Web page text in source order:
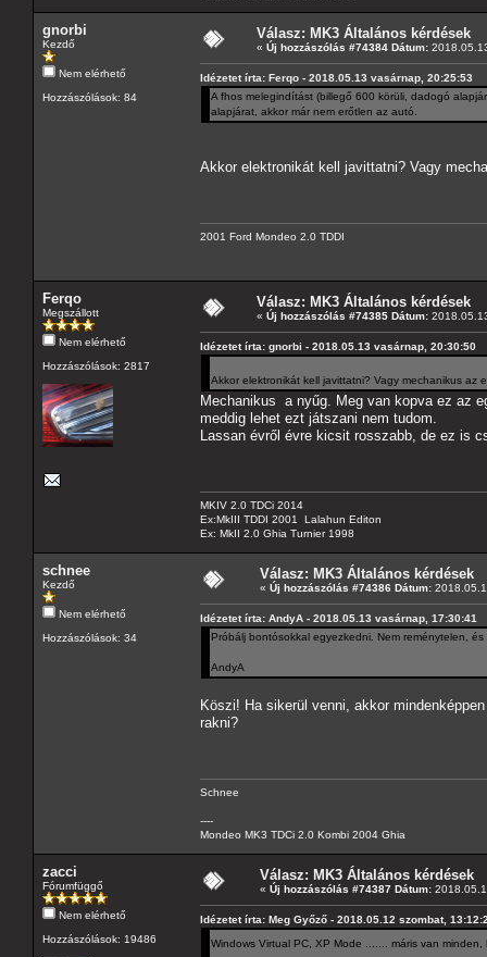
gnorbi
Kezdő
Nem elérhető
Hozzászólások: 84
Válasz: MK3 Általános kérdések
« Új hozzászólás #74384 Dátum:
Idézetet írta: Ferqo - 2018.05.13 vasárnap, 20:25:53
A fhos melegindítást (billegő 600 körüli, dadogó
alapjárat, akkor már nem erőtlen az autó.
Akkor elektronikát kell javittatni? Vagy
2001 Ford Mondeo 2.0 TDDI
Ferqo
Megszállott
Nem elérhető
Hozzászólások: 2817
Válasz: MK3 Általános kérdések
« Új hozzászólás #74385 Dátum:
Idézetet írta: gnorbi - 2018.05.13 vasárnap, 20:30:50
Akkor elektronikát kell javittatni? Vagy mechanikus az
Mechanikus a nyűg. Meg van kopva ez az
meddig lehet ezt játszani nem tudom.
Lassan évről évre kicsit rosszabb, de ez is
MKIV 2.0 TDCi 2014
Ex:MkIII TDDI 2001 Lalahun Editon
Ex: MkII 2.0 Ghia Turnier 1998
schnee
Kezdő
Nem elérhető
Hozzászólások: 34
Válasz: MK3 Általános kérdések
« Új hozzászólás #74386 Dátum:
Idézetet írta: AndyA - 2018.05.13 vasárnap, 17:30:41
Próbálj bontósokkal egyezkedni. Nem reménytelen, és
AndyA
Köszi! Ha sikerül venni, akkor
rakni?
Schnee
----
Mondeo MK3 TDCi 2.0 Kombi 2004 Ghia
zacci
Fórumfüggő
Nem elérhető
Hozzászólások: 19486
Válasz: MK3 Általános kérdések
« Új hozzászólás #74387 Dátum:
Idézetet írta: Meg Győző - 2018.05.12 szombat,
Windows Virtual PC, XP Mode ....... máris van